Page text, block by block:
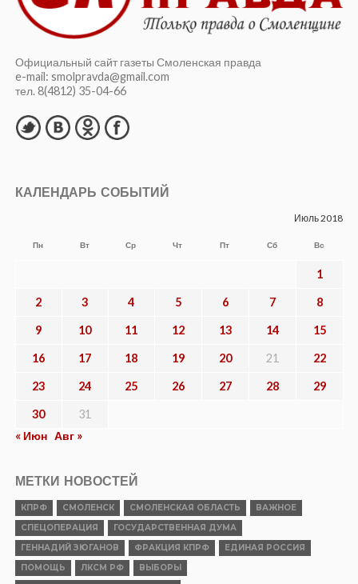
Официальный сайт газеты Смоленская правда
e-mail: smolpravda@gmail.com
тел. 8(4812) 35-04-66
КАЛЕНДАРЬ СОБЫТИЙ
Июль 2018
Пн Вт Ср Чт Пт Сб Вс
1
2 3 4 5 6 7 8
9 10 11 12 13 14 15
16 17 18 19 20 21 22
23 24 25 26 27 28 29
30
31
« Июн Авг »
МЕТКИ НОВОСТЕЙ
КПРФ СМОЛЕНСК СМОЛЕНСКАЯ ОБЛАСТЬ
ВАЖНОЕ
СПЕЦОПЕРАЦИЯ
ГОСУДАРСТВЕННАЯ ДУМА
ГЕННАДИЙ ЗЮГАНОВ
ФРАКЦИЯ КПРФ
ЕДИНАЯ РОССИЯ
ПОМОЩЬ
ЛКСМ РФ
ВЫБОРЫ